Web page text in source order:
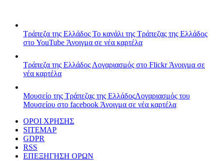
Τράπεζα της Ελλάδος Το κανάλι της Τράπεζας της Ελλάδος
στο YouTube Άνοιγμα σε νέα καρτέλα
Τράπεζα της Ελλάδος Λογαριασμός στο FlickrΆνοιγμα σε
νέα καρτέλα
Μουσείο της Τράπεζας της ΕλλάδοςΛογαριασμός του
Μουσείου στο facebook Άνοιγμα σε νέα καρτέλα
ΟΡΟΙ ΧΡΗΣΗΣ
SITEMAP
GDPR
RSS
ΕΠΕΞΗΓΗΣΗ ΟΡΩΝ